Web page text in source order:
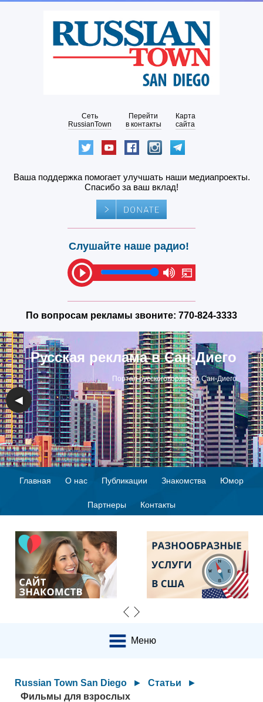
Сеть
RussianTown
Перейти
в контакты
Карта
сайта
Ваша поддержка помогает улучшать наши медиапроекты.
Спасибо за ваш вклад!
Слушайте наше радио!
По вопросам рекламы звоните: 770-824-3333
Русская реклама в Сан-Диего
Портал русскоговорящего Сан-Диего
◀ ▶
Главная О нас Публикации Знакомства Юмор
Партнеры Контакты
Меню
Russian Town San Diego ► Статьи
►
Фильмы для взрослых